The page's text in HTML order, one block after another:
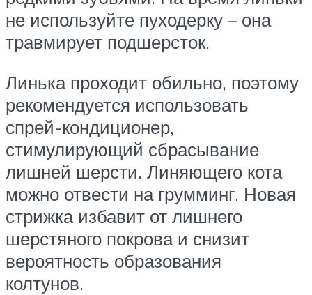
не используйте пуходерку – она
травмирует подшерсток.
Линька проходит обильно, поэтому
рекомендуется использовать
спрей-кондиционер,
стимулирующий сбрасывание
лишней шерсти. Линяющего кота
можно отвести на грумминг. Новая
стрижка избавит от лишнего
шерстяного покрова и снизит
вероятность образования
колтунов.